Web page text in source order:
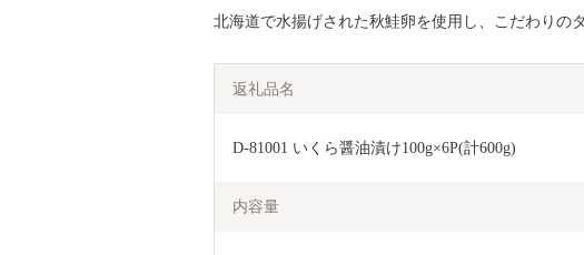
北海道で水揚げされた秋鮭卵を使用し、こだわりの
返礼品名
D-81001 いくら醤油漬け100g×6P(計600g)
内容量